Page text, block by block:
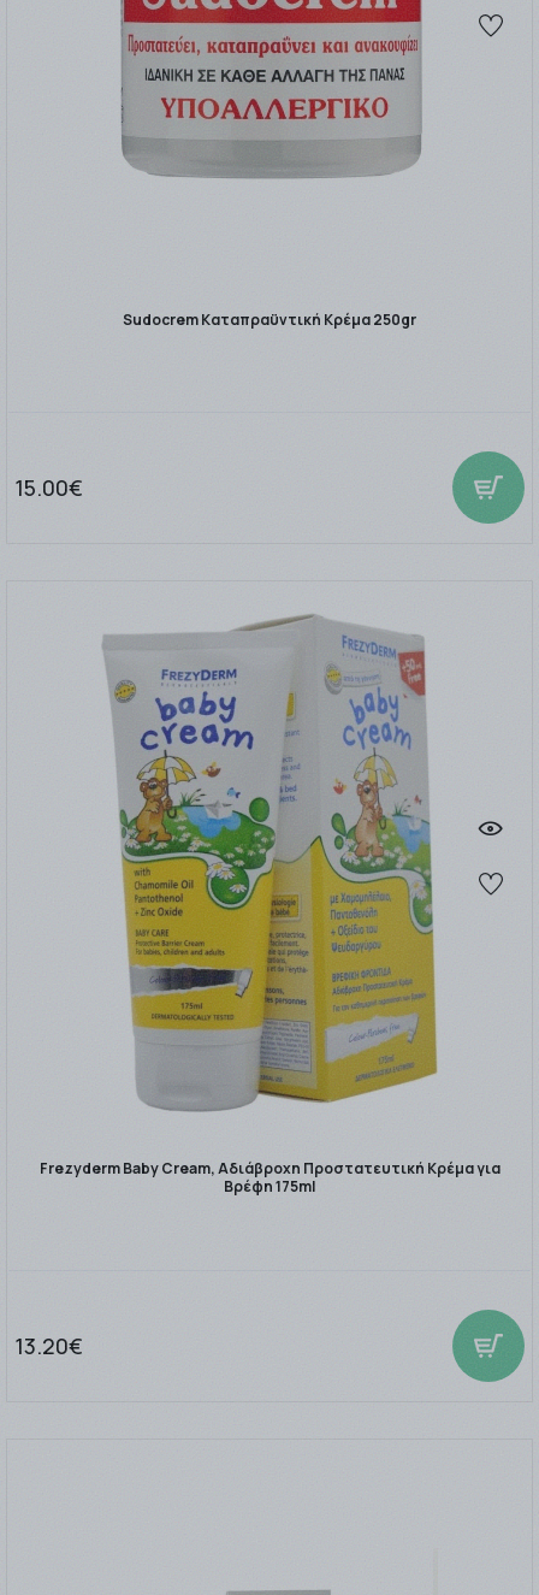
Sudocrem Καταπραϋντική Κρέμα 250gr
15.00€
Frezyderm Baby Cream, Αδιάβροχη Προστατευτική Κρέμα για
Βρέφη 175ml
13.20€